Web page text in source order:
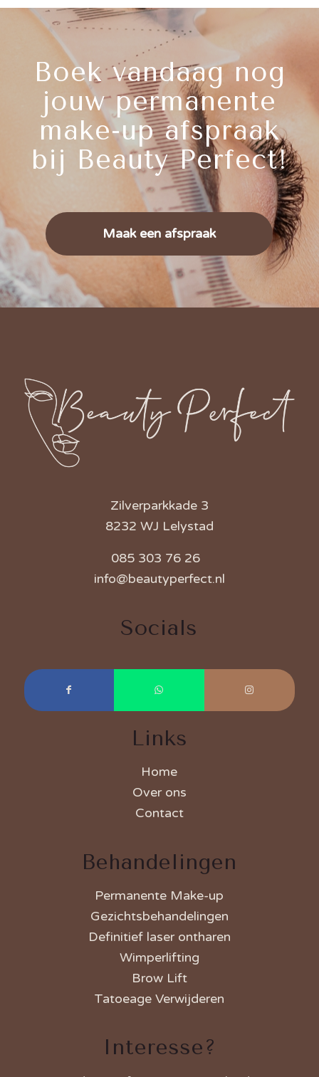
Boek vandaag nog
jouw permanente
make-up afspraak
bij Beauty Perfect!
Maak een afspraak
Zilverparkkade 3
8232 WJ Lelystad
085 303 76 26
info@beautyperfect.nl
Socials
Links
Home
Over ons
Contact
Behandelingen
Permanente Make-up
Gezichtsbehandelingen
Definitief laser ontharen
Wimperlifting
Brow Lift
Tatoeage Verwijderen
Interesse?